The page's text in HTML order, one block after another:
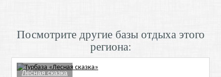
Посмотрите другие базы отдыха этого
региона:
Лесная сказка